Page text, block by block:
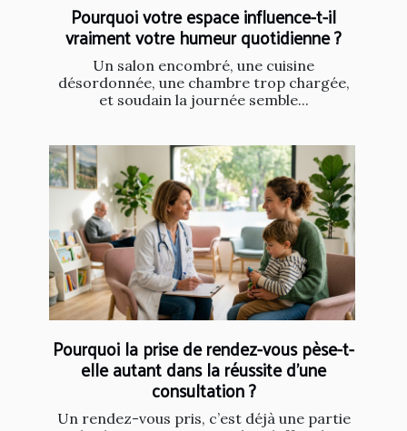
Pourquoi votre espace influence-t-il
vraiment votre humeur quotidienne ?
Un salon encombré, une cuisine
désordonnée, une chambre trop chargée,
et soudain la journée semble...
Pourquoi la prise de rendez-vous pèse-t-
elle autant dans la réussite d’une
consultation ?
Un rendez-vous pris, c’est déjà une partie